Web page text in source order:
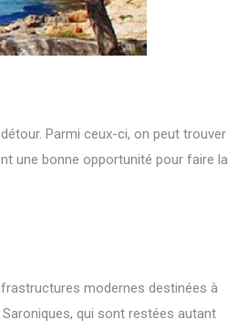
Parmi ceux-ci, on peut trouver
une bonne opportunité pour faire la
modernes destinées à
qui sont restées autant